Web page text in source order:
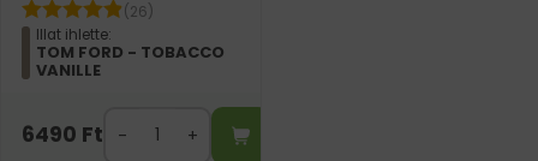
(26)
Illat ihlette:
TOM FORD - TOBACCO
VANILLE
6490 Ft